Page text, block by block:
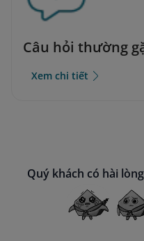
Câu hỏi thường
Xem chi tiết
Quý khách có hài